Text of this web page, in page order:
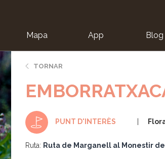
Mapa App Blog
TORNAR
PUNT D'INTERÈS
Ruta: Ruta de Marganell al Monestir